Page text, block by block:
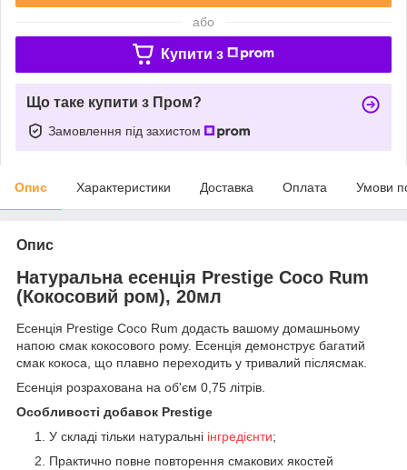
або
Купити з
Що таке купити з Пром?
Замовлення під захистом
Опис Характеристики Доставка Оплата Умови
Опис
Натуральна есенція Prestige Coco Rum
(Кокосовий ром), 20мл
Есенція Prestige Coco Rum додасть вашому домашньому
напою смак кокосового рому. Есенція демонструє багатий
смак кокоса, що плавно переходить у тривалий післясмак.
Есенція розрахована на об'єм 0,75 літрів.
Особливості добавок Prestige
У складі тільки натуральні інгредієнти;
Практично повне повторення смакових якостей